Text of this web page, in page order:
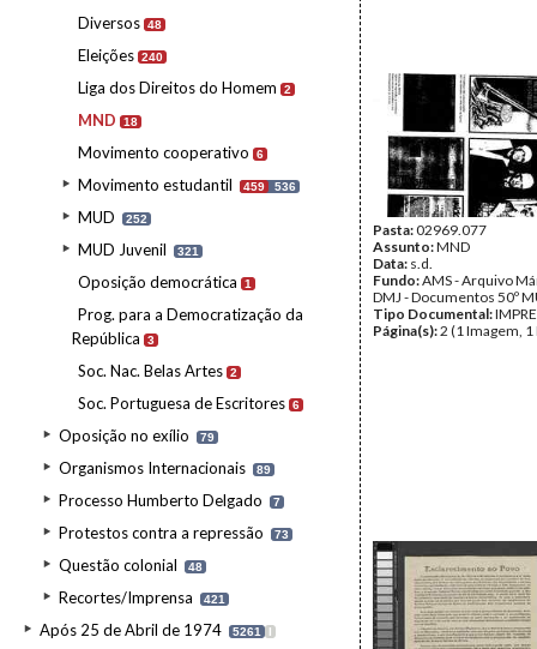
Diversos 48
Eleições 240
Liga dos Direitos do Homem 2
MND 18
Movimento cooperativo 6
Movimento estudantil 459 536
MUD 252
MUD Juvenil 321
Oposição democrática 1
Prog. para a Democratização da
República
3
Soc. Nac. Belas Artes 2
Soc. Portuguesa de Escritores 6
Oposição no exílio 79
Organismos Internacionais 89
Processo Humberto Delgado 7
Protestos contra a repressão 73
Questão colonial 48
Recortes/Imprensa 421
Após 25 de Abril de 1974 5261 I
Pasta:02969.077
Assunto:MND
Data: s.d.
Fundo:AMS - Arquivo
DMJ - Documentos 50º
Tipo Documental:
Página(s):2 (1 Imagem, 1